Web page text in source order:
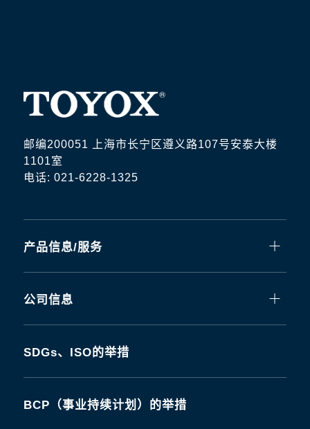
邮编200051 上海市长宁区遵义路107号安泰大楼
1101室
电话: 021-6228-1325
产品信息/服务
公司信息
SDGs、ISO的举措
BCP（事业持续计划）的举措